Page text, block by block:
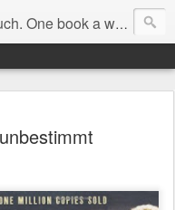
One book a week.